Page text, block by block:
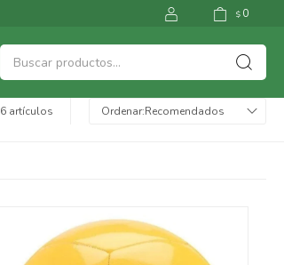
$ 0
6 artículos Recomendados